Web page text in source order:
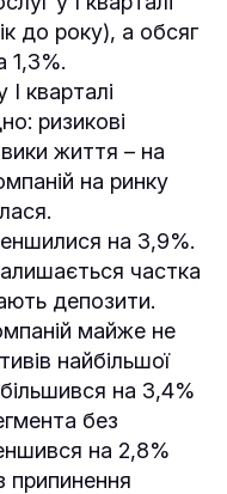
до року), а обсяг
1,3%.
кварталі
ризикові
життя – на
на ринку
на 3,9%.
частка
депозити.
майже не
найбільшої
на 3,4%
без
на 2,8%
припинення